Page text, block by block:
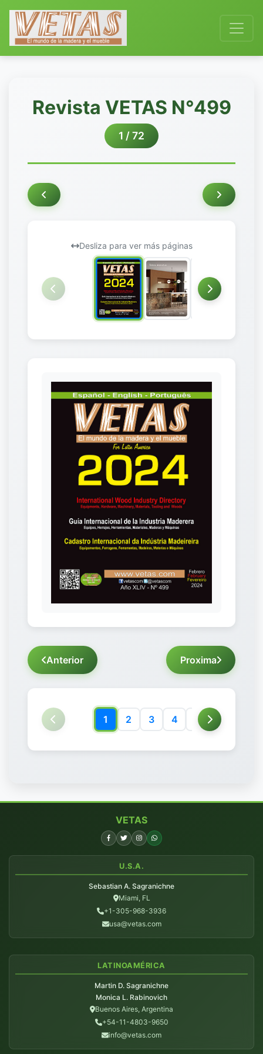
Revista VETAS N°499
1 / 72
Desliza para ver más páginas
Anterior Proxima
1 2 3 4 5 6
VETAS
U.S.A.
Sebastian A. Sagranichne
Miami, FL
+1-305-968-3936
usa@vetas.com
LATINOAMÉRICA
Martin D. Sagranichne
Monica L. Rabinovich
Buenos Aires, Argentina
+54-11-4803-9650
info@vetas.com